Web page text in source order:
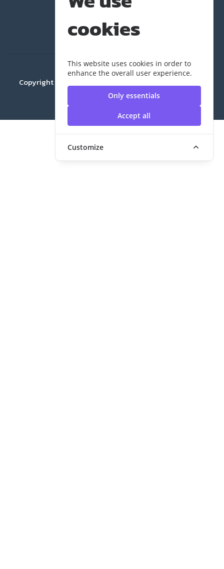
cookies
This website uses cookies in order to
enhance the overall user experience.
Only essentials
Accept all
Customize
Copyright ©2024 ELC สถาบันวิจัยและพัฒนา | มหาวิทยาลัย
เทคโนโลยีราชมงคลสุวรรณภูมิ